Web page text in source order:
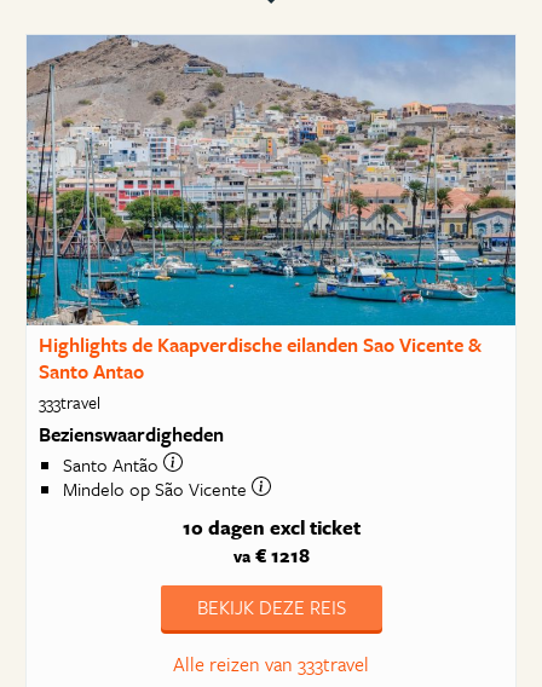
Highlights de Kaapverdische eilanden Sao Vicente &
Santo Antao
333travel
Bezienswaardigheden
Santo Antão
Mindelo op São Vicente
10 dagen excl ticket
va€ 1218
BEKIJK DEZE REIS
Alle reizen van 333travel